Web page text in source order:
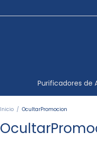
Purificadores de
Inicio / OcultarPromocion